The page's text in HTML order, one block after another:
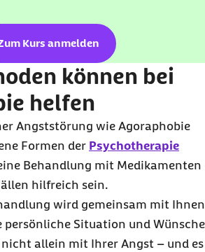
Kurs anmelden
können bei
helfen
Angststörung wie Agoraphobie
Formen der Psychotherapie
Behandlung mit Medikamenten
hilfreich sein.
wird gemeinsam mit Ihnen
persönliche Situation und Wünsche
nicht allein mit Ihrer Angst – und es